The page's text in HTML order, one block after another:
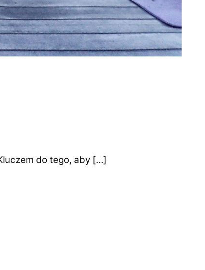
do tego, aby […]